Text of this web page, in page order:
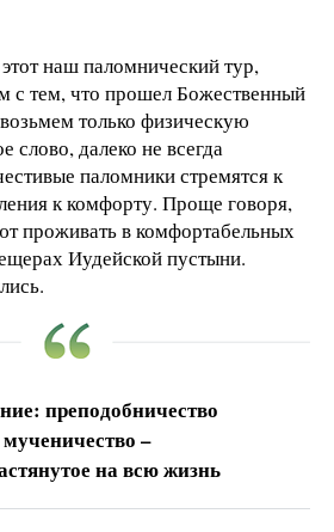
наш паломнический тур,
с тем, что прошел Божественный
только физическую
слово, далеко не всегда
паломники стремятся к
к комфорту. Проще говоря,
проживать в комфортабельных
Иудейской пустыни.
преподобничество
–
на всю жизнь